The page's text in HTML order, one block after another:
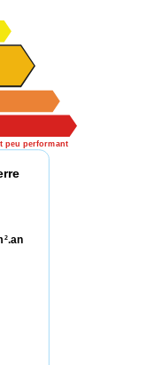
peu performant
2.an